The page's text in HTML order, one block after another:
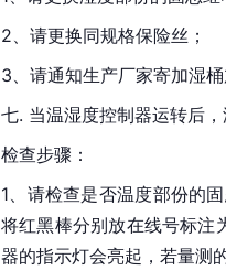
2、请更换同规格保险丝；
3、请通知生产厂家寄加湿
七. 当温湿度控制器运转后
检查步骤：
1、请检查是否温度部份的
将红黑棒分别放在线号标
器的指示灯会亮起，若量测